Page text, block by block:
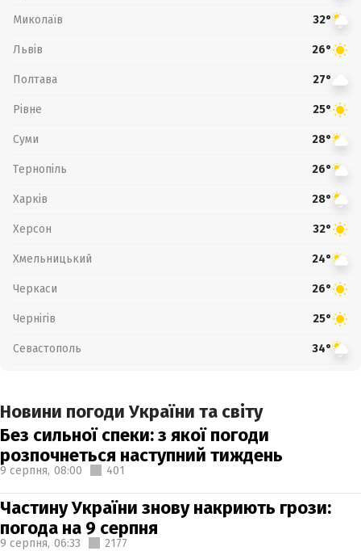
Миколаїв 32°
Львів 26°
Полтава 27°
Рівне 25°
Суми 28°
Тернопіль 26°
Харків 28°
Херсон 32°
Хмельницький 24°
Черкаси 26°
Чернігів 25°
Севастополь 34°
Новини погоди України та світу
Без сильної спеки: з якої погоди
розпочнеться наступний тиждень
9 серпня, 08:00 401
Частину України знову накриють грози:
погода на 9 серпня
9 серпня, 06:33 2177